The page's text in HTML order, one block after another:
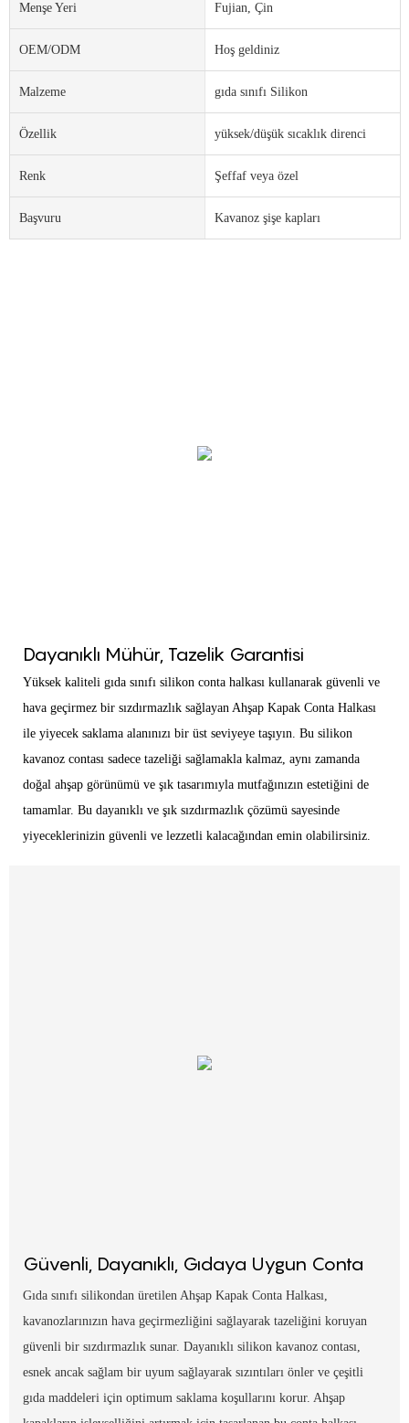
Menşe Yeri Fujian, Çin
OEM/ODM Hoş geldiniz
Malzeme gıda sınıfı Silikon
Özellik yüksek/düşük sıcaklık direnci
Renk Şeffaf veya özel
Başvuru Kavanoz şişe kapları
Dayanıklı Mühür, Tazelik Garantisi
Yüksek kaliteli gıda sınıfı silikon conta halkası kullanarak güvenli ve
hava geçirmez bir sızdırmazlık sağlayan Ahşap Kapak Conta Halkası
ile yiyecek saklama alanınızı bir üst seviyeye taşıyın. Bu silikon
kavanoz contası sadece tazeliği sağlamakla kalmaz, aynı zamanda
doğal ahşap görünümü ve şık tasarımıyla mutfağınızın estetiğini de
tamamlar. Bu dayanıklı ve şık sızdırmazlık çözümü sayesinde
yiyeceklerinizin güvenli ve lezzetli kalacağından emin olabilirsiniz.
Güvenli, Dayanıklı, Gıdaya Uygun Conta
Gıda sınıfı silikondan üretilen Ahşap Kapak Conta Halkası,
kavanozlarınızın hava geçirmezliğini sağlayarak tazeliğini koruyan
güvenli bir sızdırmazlık sunar. Dayanıklı silikon kavanoz contası,
esnek ancak sağlam bir uyum sağlayarak sızıntıları önler ve çeşitli
gıda maddeleri için optimum saklama koşullarını korur. Ahşap